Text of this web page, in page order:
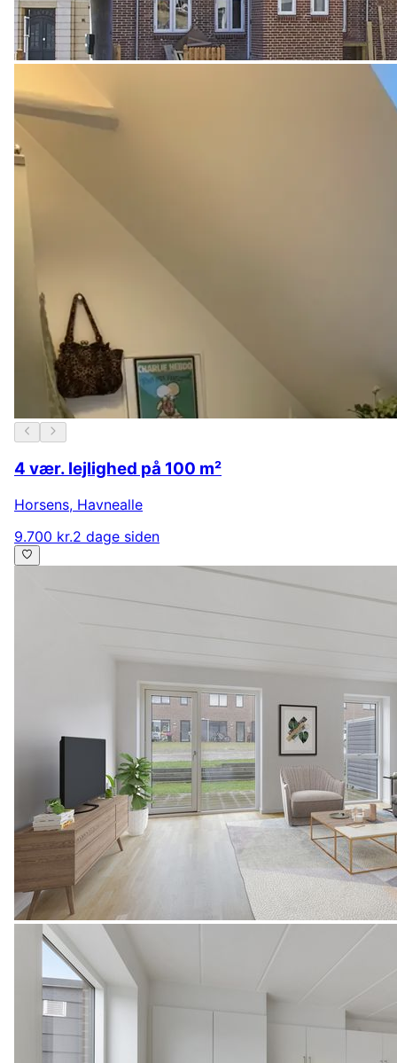
4 vær. lejlighed på 100 m²
Horsens, Havnealle
9.700 kr.2 dage siden